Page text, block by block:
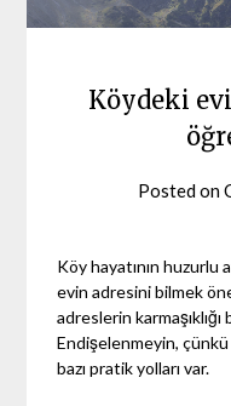
Köydeki
Posted on
Köy hayatının huzurlu
evin adresini bilmek
adreslerin
Endişelenmeyin,
bazı pratik yolları var.